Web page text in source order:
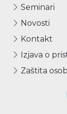
Seminari
Novosti
Kontakt
Izjava o
Zaštita